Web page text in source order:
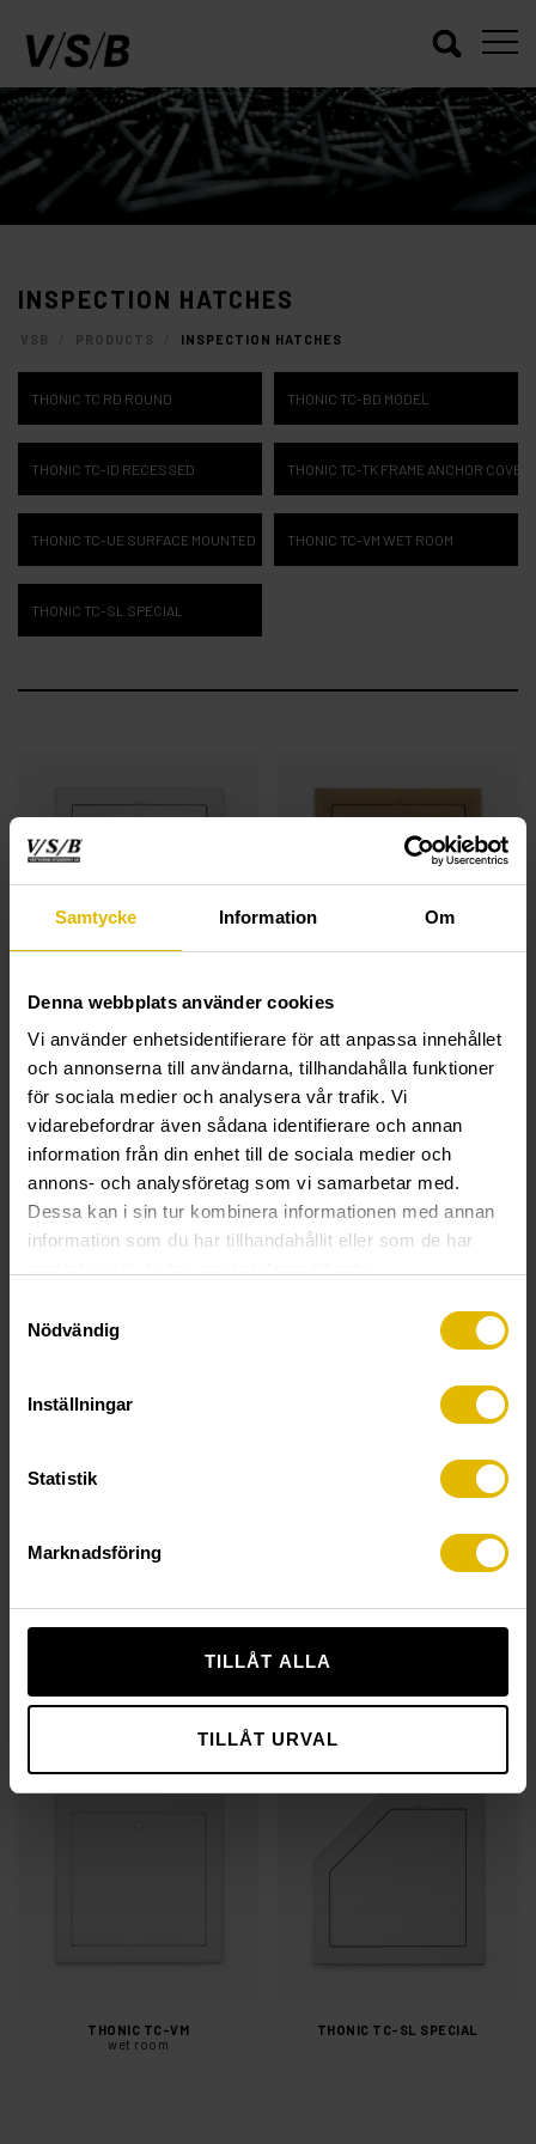
Samtycke Information Om
Denna webbplats använder cookies
Vi använder enhetsidentifierare för att anpassa innehållet
och annonserna till användarna, tillhandahålla funktioner
för sociala medier och analysera vår trafik. Vi
vidarebefordrar även sådana identifierare och annan
information från din enhet till de sociala medier och
annons- och analysföretag som vi samarbetar med.
Dessa kan i sin tur kombinera informationen med annan
information som du har tillhandahållit eller som de har
Nödvändig
Inställningar
Statistik
Marknadsföring
TILLÅT ALLA
TILLÅT URVAL
INSPECTION HATCHES
VSB PRODUCTS INSPECTION HATCHES
THONIC TC RD ROUND THONIC TC-BD MODEL
THONIC TC-ID RECESSED THONIC TC-TK FRAME ANCHOR COVER
THONIC TC-UE SURFACE MOUNTED THONIC TC-VM WET ROOM
THONIC TC-SL SPECIAL
fire EI30 and EI60
recessed
THONIC TC-UE
surface mounted
THONIC TC-UE
surface mounted pressure lock
THONIC TC-VM
wet room
THONIC TC-SL SPECIAL